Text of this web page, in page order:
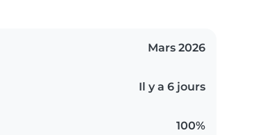
Mars 2026
Il y a 6 jours
100%